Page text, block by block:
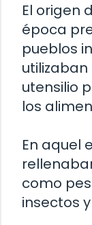
El origen
época
pueblos
utensilio
los
En aquel
como
insectos